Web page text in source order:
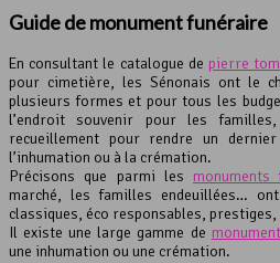
Guide demonument funéraire
En consultant le catalogue de pierre
pour cimetière, les Sénonais ont le
plusieurs formes et pour tous les
l’endroit souvenir pour les
recueillement pour rendre un
l’inhumation ou à la crémation.
Précisons que parmi les monuments
marché, les familles endeuillées…
classiques, éco responsables,
Il existe une large gamme de
une inhumation ou une crémation.